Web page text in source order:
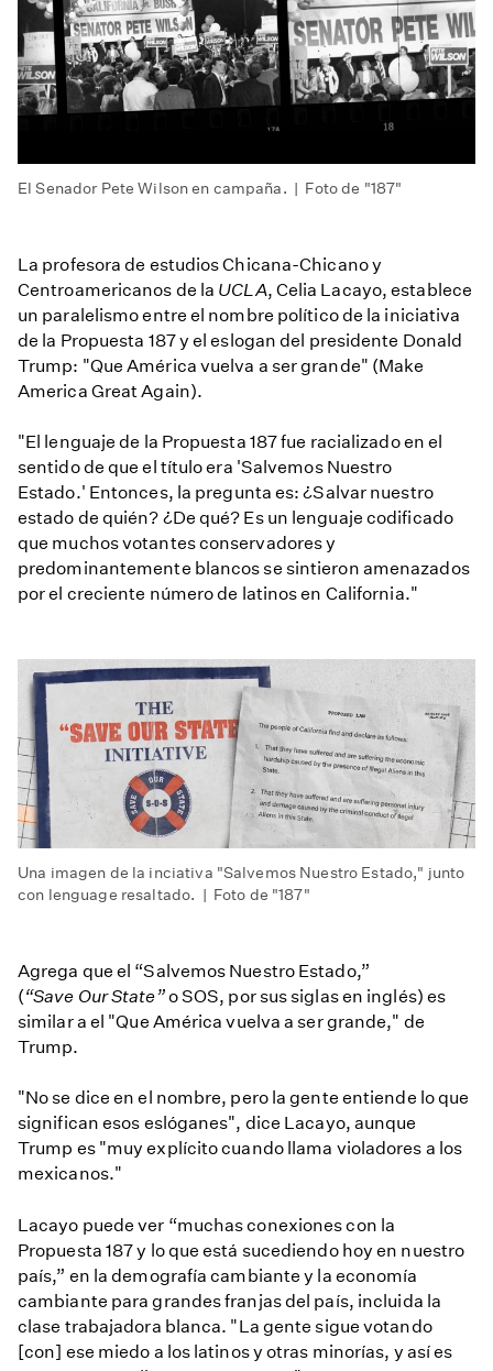
El Senador Pete Wilson en campaña. | Foto de "187"
La profesora de estudios Chicana-Chicano y
Centroamericanos de la UCLA, Celia Lacayo, establece
un paralelismo entre el nombre político de la iniciativa
de la Propuesta 187 y el eslogan del presidente Donald
Trump: "Que América vuelva a ser grande" (Make
America Great Again).
"El lenguaje de la Propuesta 187 fue racializado en el
sentido de que el título era 'Salvemos Nuestro
Estado.' Entonces, la pregunta es: ¿Salvar nuestro
estado de quién? ¿De qué? Es un lenguaje codificado
que muchos votantes conservadores y
predominantemente blancos se sintieron amenazados
por el creciente número de latinos en California."
Una imagen de la inciativa "Salvemos Nuestro Estado," junto
con lenguage resaltado. | Foto de "187"
Agrega que el “Salvemos Nuestro Estado,”
(“Save Our State”o SOS, por sus siglas en inglés) es
similar a el "Que América vuelva a ser grande," de
Trump.
"No se dice en el nombre, pero la gente entiende lo que
significan esos eslóganes", dice Lacayo, aunque
Trump es "muy explícito cuando llama violadores a los
mexicanos."
Lacayo puede ver “muchas conexiones con la
Propuesta 187 y lo que está sucediendo hoy en nuestro
país,” en la demografía cambiante y la economía
cambiante para grandes franjas del país, incluida la
clase trabajadora blanca. "La gente sigue votando
[con] ese miedo a los latinos y otras minorías, y así es